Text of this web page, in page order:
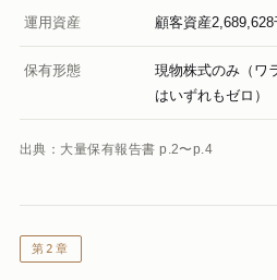
運用資産 顧客資産2,689,628
保有形態
現物株式のみ（ワ
はいずれもゼロ）
出典：大量保有報告書 p.2〜p.4
第2章